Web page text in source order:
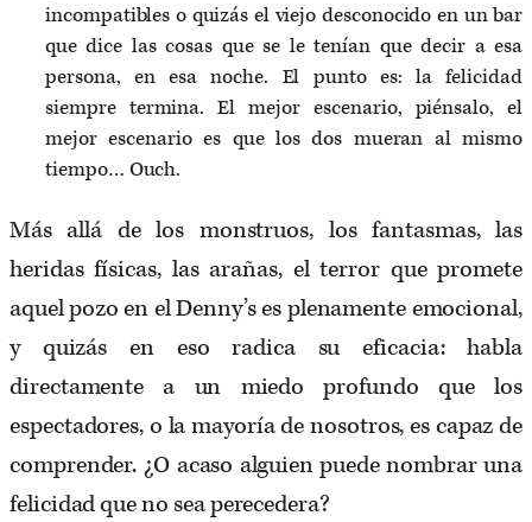
incompatibles o quizás el viejo desconocido en un bar
que dice las cosas que se le tenían que decir a esa
persona, en esa noche. El punto es: la felicidad
siempre termina. El mejor escenario, piénsalo, el
mejor escenario es que los dos mueran al mismo
tiempo… Ouch.
Más allá de los monstruos, los fantasmas, las
heridas físicas, las arañas, el terror que promete
aquel pozo en el Denny’s es plenamente emocional,
y quizás en eso radica su eficacia: habla
directamente a un miedo profundo que los
espectadores, o la mayoría de nosotros, es capaz de
comprender. ¿O acaso alguien puede nombrar una
felicidad que no sea perecedera?